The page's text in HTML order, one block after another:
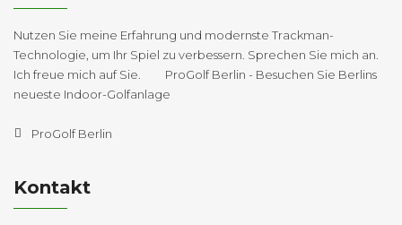
Nutzen Sie meine Erfahrung und modernste Trackman-
Technologie, um Ihr Spiel zu verbessern. Sprechen Sie mich an.
Ich freue mich auf Sie. ProGolf Berlin - Besuchen Sie Berlins
neueste Indoor-Golfanlage
ProGolf Berlin
Kontakt